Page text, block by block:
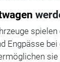
Engpässe